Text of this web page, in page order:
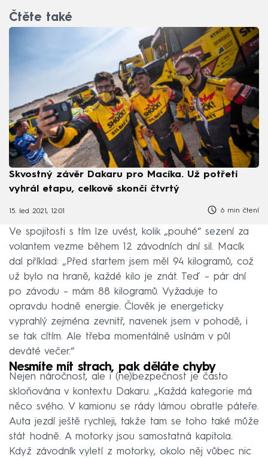
Čtěte také
Skvostný závěr Dakaru pro Macíka. Už potřetí
vyhrál etapu, celkově skončí čtvrtý
15. led 2021, 12:01 6 min čtení
Ve spojitosti s tím lze uvést, kolik „pouhé“ sezení za
volantem vezme během 12 závodních dní sil. Macík
dal příklad: „Před startem jsem měl 94 kilogramů, což
už bylo na hraně, každé kilo je znát. Teď – pár dní
po závodu – mám 88 kilogramů. Vyžaduje to
opravdu hodně energie. Člověk je energeticky
vyprahlý zejména zevnitř, navenek jsem v pohodě, i
se tak cítím. Ale třeba momentálně usínám v půl
deváté večer.“
Nesmíte mít strach, pak děláte chyby
Nejen náročnost, ale i (ne)bezpečnost je často
skloňována v kontextu Dakaru. „Každá kategorie má
něco svého. V kamionu se rády lámou obratle páteře.
Auta jezdí ještě rychleji, takže tam se toho také může
stát hodně. A motorky jsou samostatná kapitola.
Když závodník vyletí z motorky, okolo něj vůbec nic